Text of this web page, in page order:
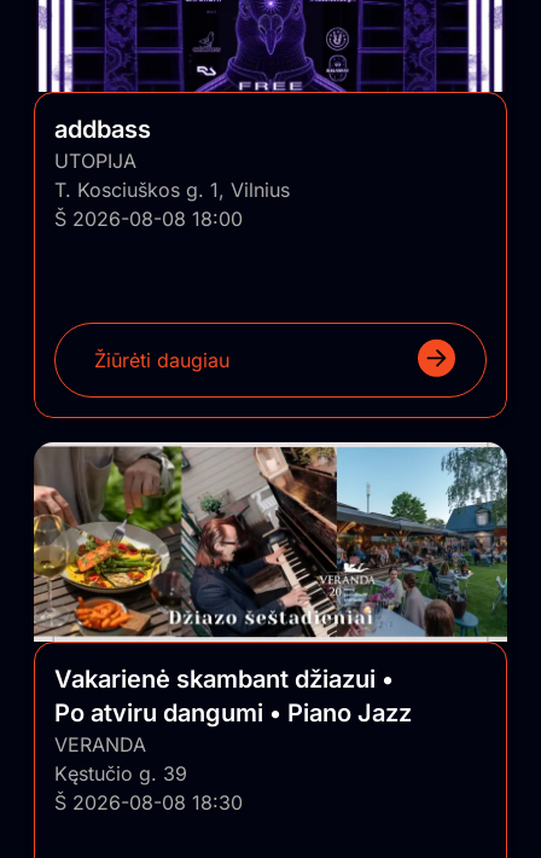
addbass
UTOPIJA
T. Kosciuškos g. 1, Vilnius
Š 2026-08-08 18:00
Žiūrėti daugiau
Vakarienė skambant džiazui •
Po atviru dangumi • Piano Jazz
VERANDA
Kęstučio g. 39
Š 2026-08-08 18:30